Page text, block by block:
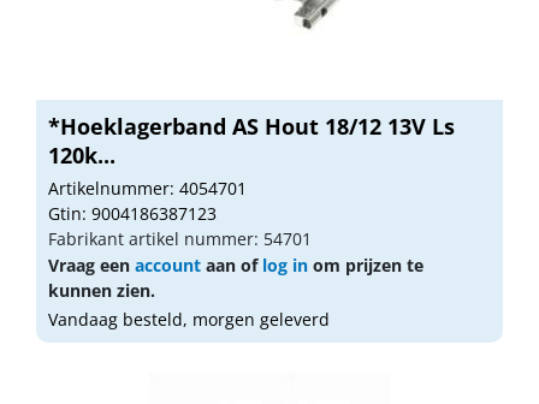
*Hoeklagerband AS Hout 18/12 13V Ls
120k...
Artikelnummer: 4054701
Gtin: 9004186387123
Fabrikant artikel nummer: 54701
Vraag een account aan of log in om prijzen te
kunnen zien.
Vandaag besteld, morgen geleverd